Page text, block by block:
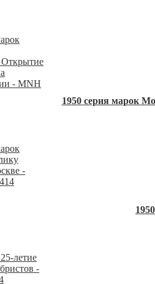
1950 серия марок